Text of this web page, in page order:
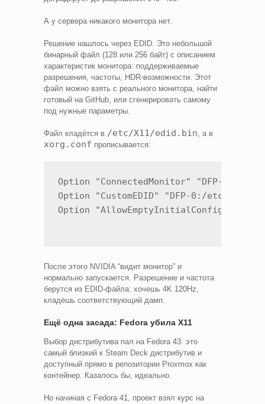
А у сервера никакого монитора нет.
Решение нашлось через EDID. Это небольшой
бинарный файл (128 или 256 байт) с описанием
характеристик монитора: поддерживаемые
разрешения, частоты, HDR-возможности. Этот
файл можно взять с реального монитора, найти
готовый на GitHub, или сгенерировать самому
под нужные параметры.
Файл кладётся в /etc/X11/edid.bin, а в
xorg.conf прописывается:
Option "ConnectedMonitor" "DFP-0"
Option "CustomEDID" "DFP-0:/etc/X11/
После этого NVIDIA “видит монитор” и
нормально запускается. Разрешение и частота
берутся из EDID-файла: хочешь 4K 120Hz,
кладёшь соответствующий дамп.
Ещё одна засада: Fedora убила X11
Выбор дистрибутива пал на Fedora 43: это
самый близкий к Steam Deck дистрибутив и
доступный прямо в репозитории Proxmox как
контейнер. Казалось бы, идеально.
Но начиная с Fedora 41, проект взял курс на